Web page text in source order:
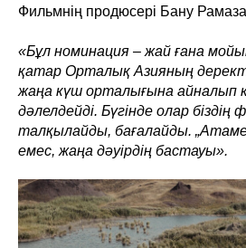
Фильмнің продюсері Бану
«Бұл номинация – жай ғана
қатар Орталық Азияның
жаңа күш орталығына айналып
дәлелдейді. Бүгінде олар біздің
талқылайды, бағалайды.
емес, жаңа дәуірдің бастауы».